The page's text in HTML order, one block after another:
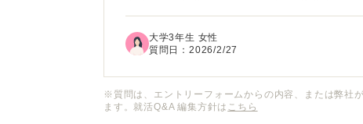
分だけ時間を無駄にしてしまわないか
大学3年生 女性
質問日：2026/2/27
※質問は、エントリーフォームからの内容、または弊社
ます。就活Q&A 編集方針は こちら